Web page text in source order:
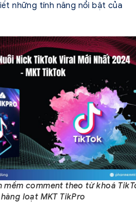
những tính năng nổi bật của
mềm comment theo từ khoá
hàng loạt MKT TikPro